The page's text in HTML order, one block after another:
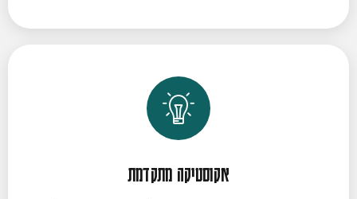
אקוסטיקה מתקדמת